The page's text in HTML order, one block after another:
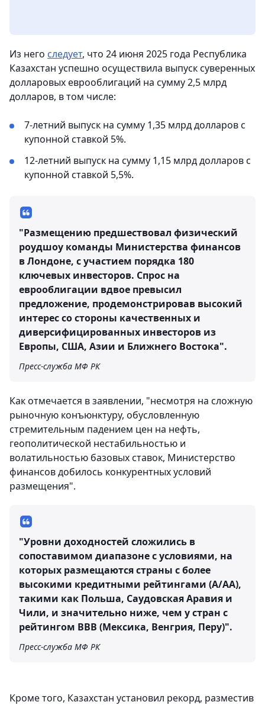
Из него следует, что 24 июня 2025 года Республика
Казахстан успешно осуществила выпуск суверенных
долларовых еврооблигаций на сумму 2,5 млрд
долларов, в том числе:
7-летний выпуск на сумму 1,35 млрд долларов с
купонной ставкой 5%.
12-летний выпуск на сумму 1,15 млрд долларов с
купонной ставкой 5,5%.
"Размещению предшествовал физический
роудшоу команды Министерства финансов
в Лондоне, с участием порядка 180
ключевых инвесторов. Спрос на
еврооблигации вдвое превысил
предложение, продемонстрировав высокий
интерес со стороны качественных и
диверсифицированных инвесторов из
Европы, США, Азии и Ближнего Востока".
Пресс-служба МФ РК
Как отмечается в заявлении, "несмотря на сложную
рыночную конъюнктуру, обусловленную
стремительным падением цен на нефть,
геополитической нестабильностью и
волатильностью базовых ставок, Министерство
финансов добилось конкурентных условий
размещения".
"Уровни доходностей сложились в
сопоставимом диапазоне с условиями, на
которых размещаются страны с более
высокими кредитными рейтингами (A/AA),
такими как Польша, Саудовская Аравия и
Чили, и значительно ниже, чем у стран с
рейтингом BBB (Мексика, Венгрия, Перу)".
Пресс-служба МФ РК
Кроме того, Казахстан установил рекорд, разместив